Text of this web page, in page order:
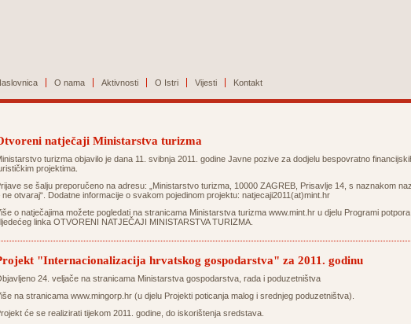
O nama Aktivnosti O Istri Vijesti Kontakt
natječaji Ministarstva turizma
turizma objavilo je dana 11. svibnja 2011. godine Javne pozive za dodjelu bespovratno
projektima.
se šalju preporučeno na adresu: „Ministarstvo turizma, 10000 ZAGREB, Prisavlje 14, s naznakom
ne otvaraj“. Dodatne informacije o svakom pojedinom projektu: natjecaji2011(at)mint.hr
o natječajima možete pogledati na stranicama Ministarstva turizma www.mint.hr u djelu Programi
linka OTVORENI NATJEČAJI MINISTARSTVA TURIZMA
"Internacionalizacija hrvatskog gospodarstva" za 2011. godinu
24. veljače na stranicama Ministarstva gospodarstva, rada i poduzetništva
na stranicama www.mingorp.hr (u djelu Projekti poticanja malog i srednjeg poduzetništva).
će se realizirati tijekom 2011. godine, do iskorištenja sredstava.